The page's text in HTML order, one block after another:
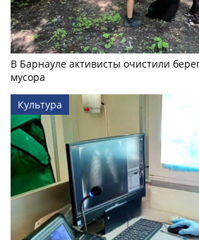
В Барнауле активисты очистили
мусора
Культура